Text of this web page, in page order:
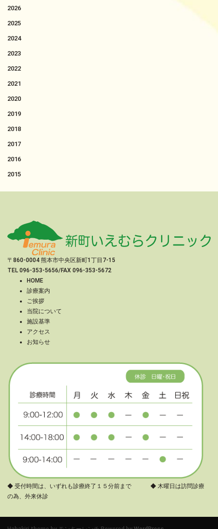
2026
2025
2024
2023
2022
2021
2020
2019
2018
2017
2016
2015
〒860-0004 熊本市中央区新町1丁目7-15
TEL 096-353-5656/FAX 096-353-5672
HOME
診療案内
ご挨拶
当院について
施設基準
アクセス
お知らせ
◆ 受付時間は、いずれも診療終了１５分前まで ◆ 木曜日は訪問診療
の為、外来休診